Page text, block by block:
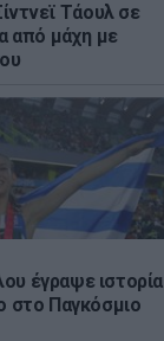
Τάουλ σε
από μάχη με
έγραψε ιστορία
στο Παγκόσμιο